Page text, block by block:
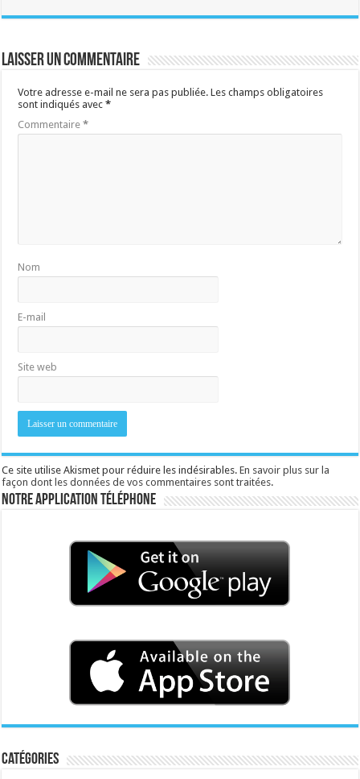
Laisser un commentaire
Votre adresse e-mail ne sera pas publiée. Les champs obligatoires
sont indiqués avec*
Commentaire*
Nom
E-mail
Site web
Ce site utilise Akismet pour réduire les indésirables.En savoir plus sur la
façon dont les données de vos commentaires sont traitées.
Notre application téléphone
Catégories